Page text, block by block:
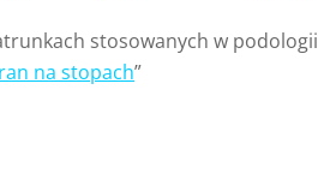
stosowanych w podologii
na stopach”